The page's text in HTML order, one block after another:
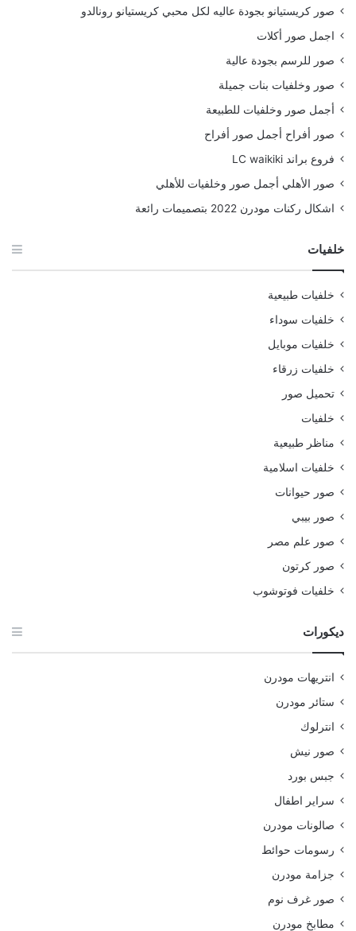
صور كريستيانو بجودة عاليه لكل محبي كريستيانو رونالدو
اجمل صور أكلات
صور للرسم بجودة عالية
صور وخلفيات بنات جميلة
أجمل صور وخلفيات للطبيعة
صور أفراح أجمل صور أفراح
فروع براند LC waikiki
صور الأهلي أجمل صور وخلفيات للأهلي
اشكال ركنات مودرن 2022 بتصميمات رائعة
خلفيات
خلفيات طبيعية
خلفيات سوداء
خلفيات موبايل
خلفيات زرقاء
تحميل صور
خلفيات
مناظر طبيعية
خلفيات اسلامية
صور حيوانات
صور بيبي
صور علم مصر
صور كرتون
خلفيات فوتوشوب
ديكورات
انتريهات مودرن
ستائر مودرن
انترلوك
صور نيش
جبس بورد
سراير اطفال
صالونات مودرن
رسومات حوائط
جزامة مودرن
صور غرف نوم
مطابخ مودرن